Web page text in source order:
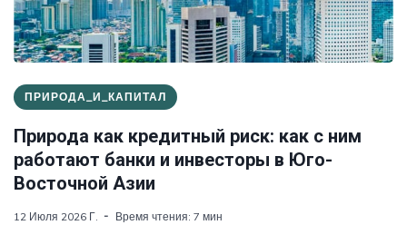
ПРИРОДА_И_КАПИТАЛ
Природа как кредитный риск: как с ним
работают банки и инвесторы в Юго-
Восточной Азии
12 Июля 2026 Г. Время чтения: 7 мин